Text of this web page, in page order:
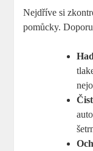
Nejdříve si
pomůcky.